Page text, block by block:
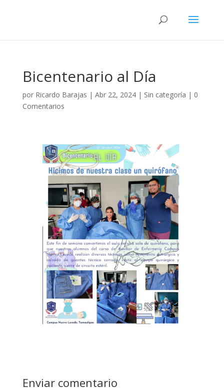
Bicentenario al Día
por Ricardo Barajas | Abr 22, 2024| Sin categoría | 0
Comentarios
Enviar comentario